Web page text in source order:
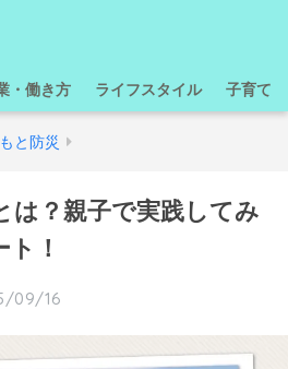
・働き方 ライフスタイル 子育て
と防災
は？親子で実践してみ
！
09/16